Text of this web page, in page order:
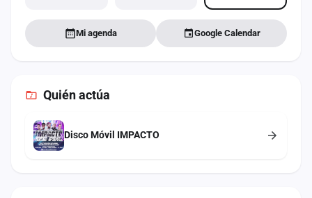
Mi agenda Google Calendar
Quién actúa
Disco Móvil IMPACTO